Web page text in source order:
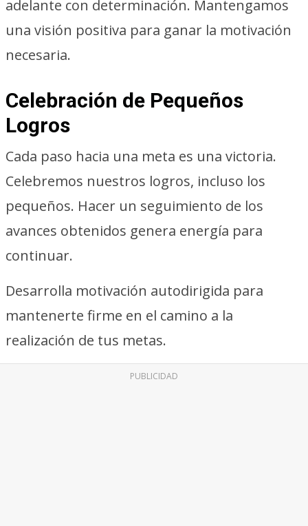
adelante con determinación. Mantengamos
una visión positiva para ganar la motivación
necesaria.
Celebración de Pequeños
Logros
Cada paso hacia una meta es una victoria.
Celebremos nuestros logros, incluso los
pequeños. Hacer un seguimiento de los
avances obtenidos genera energía para
continuar.
Desarrolla motivación autodirigida para
mantenerte firme en el camino a la
realización de tus metas.
PUBLICIDAD